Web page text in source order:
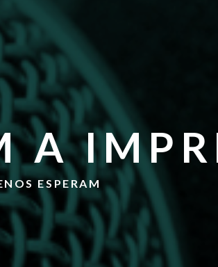
A
ESPERAM